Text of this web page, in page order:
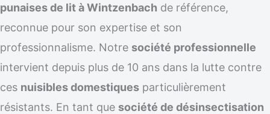
punaises de lit à Wintzenbach de référence,
reconnue pour son expertise et son
professionnalisme. Notre société professionnelle
intervient depuis plus de 10 ans dans la lutte contre
ces nuisibles domestiques particulièrement
résistants. En tant que société de désinsectisation